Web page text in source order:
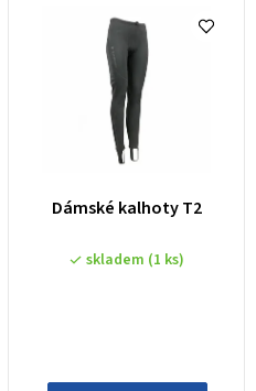
Dámské kalhoty T2
skladem (1 ks)